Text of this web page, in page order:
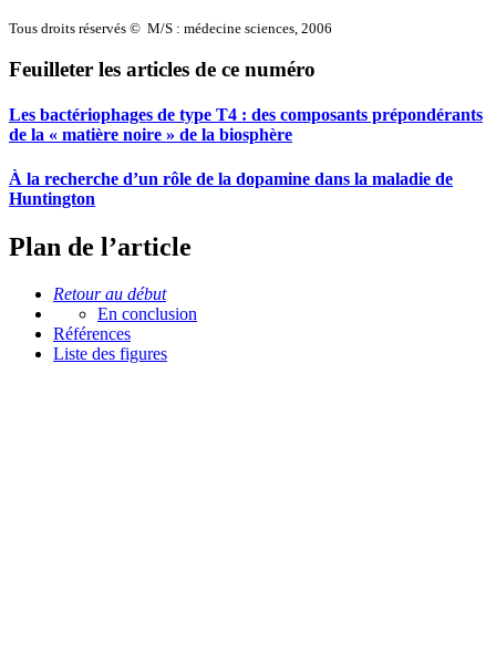
Tous droits réservés © M/S : médecine sciences, 2006
Feuilleter les articles de ce numéro
Les bactériophages de type T4 : des composants prépondérants
de la « matière noire » de la biosphère
À la recherche d’un rôle de la dopamine dans la maladie de
Huntington
Plan de l’article
Retour au début
En conclusion
Références
Liste des figures